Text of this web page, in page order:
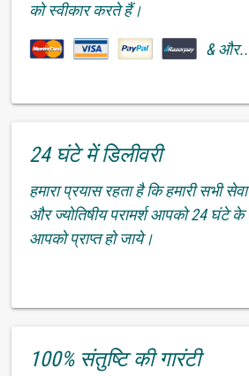
को स्वीकार करते हैं।
&
24 घंटे में डिलीवरी
हमारा प्रयास रहता है कि हमारी सभी
और ज्योतिषीय परामर्श आपको 24 घंटे
आपको प्राप्त हो जाये।
100% संतुष्टि की गारंटी